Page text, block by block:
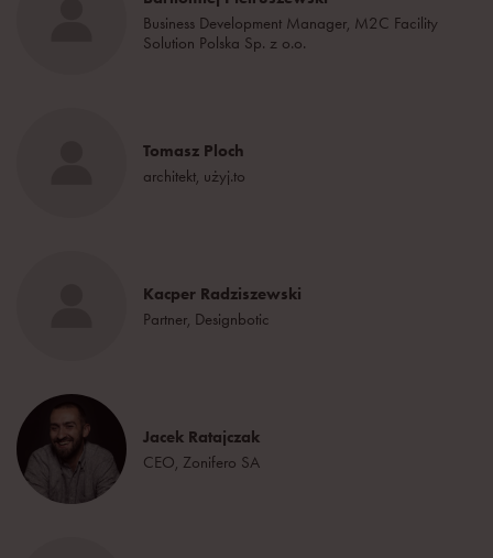
Business Development Manager, M2C Facility
Solution Polska Sp. z o.o.
Tomasz Ploch
architekt, użyj.to
Kacper Radziszewski
Partner, Designbotic
Jacek Ratajczak
CEO, Zonifero SA